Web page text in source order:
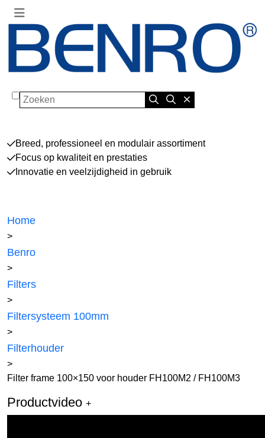
Zoeken
Breed, professioneel en modulair assortiment
Focus op kwaliteit en prestaties
Innovatie en veelzijdigheid in gebruik
Home
>
Benro
>
Filters
>
Filtersysteem 100mm
>
Filterhouder
>
Filter frame 100×150 voor houder FH100M2 / FH100M3
Productvideo +